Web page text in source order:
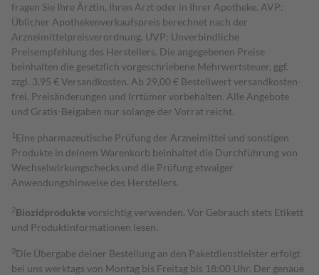
fragen Sie Ihre Ärztin, Ihren Arzt oder in Ihrer Apotheke. AVP:
Üblicher Apothekenverkaufspreis berechnet nach der
Arzneimittelpreisverordnung. UVP: Unverbindliche
Preisempfehlung des Herstellers. Die angegebenen Preise
beinhalten die gesetzlich vorgeschriebene Mehrwertsteuer, ggf.
zzgl. 3,95 € Versandkosten. Ab 29,00 € Bestell­wert versand­kosten­
frei. Preisänderungen und Irrtümer vorbehalten. Alle Angebote
und Gratis-Beigaben nur solange der Vorrat reicht.
1 Eine pharmazeutische Prüfung der Arzneimittel und sonstigen
Produkte in deinem Warenkorb beinhaltet die Durchführung von
Wechselwirkungschecks und die Prüfung etwaiger
Anwendungshinweise des Herstellers.
2Biozidproduktevorsichtig verwenden. Vor Gebrauch stets Etikett
und Produktinformationen lesen.
3Die Übergabe deiner Bestellung an den Paketdienstleister erfolgt
bei uns werktags von Montag bis Freitag bis 18:00 Uhr. Der genaue